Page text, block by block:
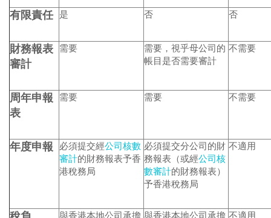
有限責任 是 否 否
財務報表
審計
需要
需要，視乎母公司的
帳目是否需要審計
不需要
周年申報
表
需要 需要 不需要
年度申報 必須提交經公司核數
審計的財務報表予香
港稅務局
必須提交分公司的財
務報表（或經公司核
數審計的財務報表）
予香港稅務局
不適用
與香港本地公司承擔 與香港本地公司承擔 不適用